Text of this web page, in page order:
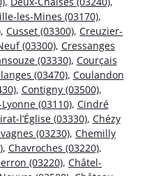
les-Mines (03170),
, Cusset (03300), Creuzier-
(03300), Cressanges
(03330), Courçais
(03470), Coulandon
, Contigny (03500),
(03110), Cindré
l’Église (03330), Chézy
(03230), Chemilly
, Chavroches (03220),
(03220), Châtel-